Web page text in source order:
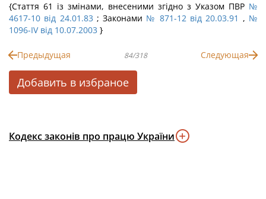
{Стаття 61 із змінами, внесеними згідно з Указом ПВР №
4617-10 від 24.01.83 ; Законами № 871-12 від 20.03.91 , №
1096-IV від 10.07.2003 }
Предыдущая 84/318 Следующая
Добавить в избраное
Кодекс законів про працю України